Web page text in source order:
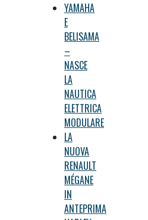
YAMAHA
E
BELISAMA
–
NASCE
LA
NAUTICA
ELETTRICA
MODULARE
LA
NUOVA
RENAULT
MÉGANE
IN
ANTEPRIMA